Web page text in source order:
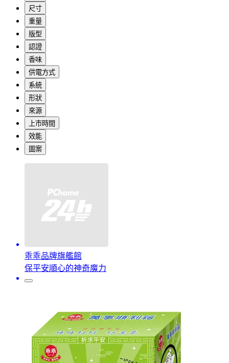
尺寸
重量
版型
認證
香味
供電方式
系統
形狀
來源
上市時間
效能
圖案
乖乖品牌旗艦館
保平安順心的神奇魔力